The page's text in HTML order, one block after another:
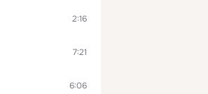
2:16
7:21
6:06